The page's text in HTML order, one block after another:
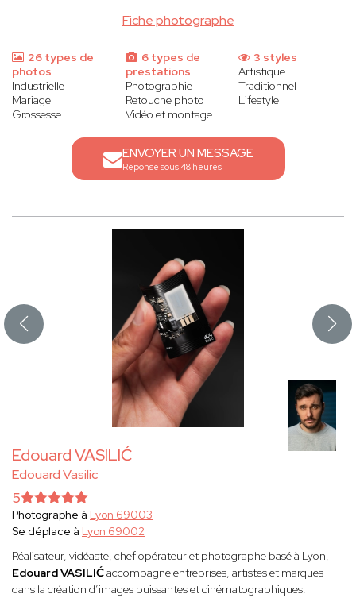
Fiche photographe
26 types de
photos
Industrielle
Mariage
Grossesse
6 types de
prestations
Photographie
Retouche photo
Vidéo et montage
3 styles
Artistique
Traditionnel
Lifestyle
ENVOYER UN MESSAGE
Réponse sous 48 heures
Edouard VASILIĆ
Edouard Vasilic
5
Photographe à Lyon 69003
Se déplace à Lyon 69002
Réalisateur, vidéaste, chef opérateur et photographe basé à Lyon,
Edouard VASILIĆaccompagne entreprises, artistes et marques
dans la création d’images puissantes et cinématographiques.